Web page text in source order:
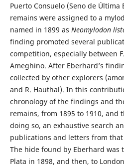
Puerto Consuelo (Seno de Última
remains were assigned to a
named in 1899 as Neomylodon
finding promoted several
competition, especially between
Ameghino. After Eberhard’s
collected by other explorers
and R. Hauthal). In this
chronology of the findings and
remains, from 1895 to 1910, and
doing so, an exhaustive search
publications and letters from
The hide found by Eberhard was
Plata in 1898, and then, to